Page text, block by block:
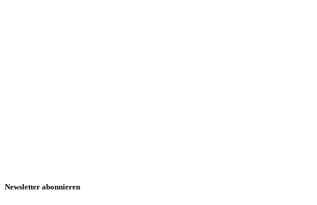
Newsletter abonnieren